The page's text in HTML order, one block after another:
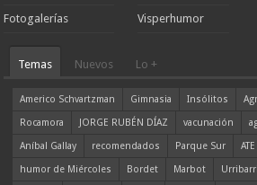
Fotogalerías Visperhumor
Temas Nuevos Lo +
Americo Schvartzman Gimnasia Insólitos
Rocamora
JORGE RUBÉN DÍAZ vacunación
Aníbal Gallay
recomendados Parque Sur ATE
humor de Miércoles
Bordet Marbot Urribarri